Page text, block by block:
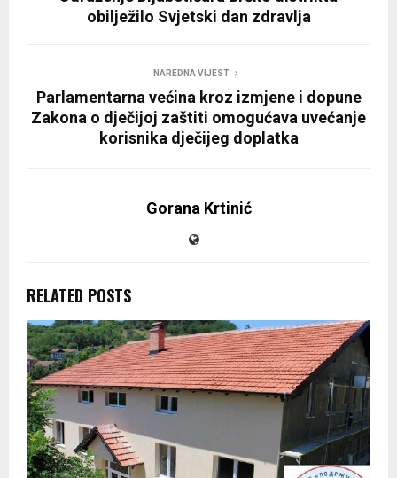
obilježilo Svjetski dan zdravlja
NAREDNA VIJEST
Parlamentarna većina kroz izmjene i dopune
Zakona o dječijoj zaštiti omogućava uvećanje
korisnika dječijeg doplatka
Gorana Krtinić
RELATED POSTS